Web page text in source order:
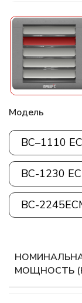
Модель
ВС–1110
ВС-1230
ВС-
МОЩНОСТЬ